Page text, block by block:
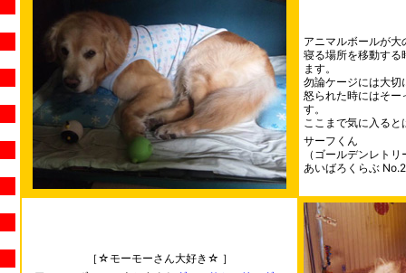
アニマルボールが大
寝る場所を移動する
ます。
勿論ケージには大切
怒られた時にはそー
す。
ここまで気に入る
サーフくん
（ゴールデンレト
あいばろくらぶ
［☆モーモーさん大好き☆ ］